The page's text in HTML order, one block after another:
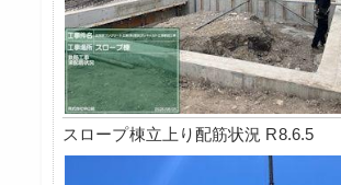
スロープ棟立上り配筋状況 R8.6.5